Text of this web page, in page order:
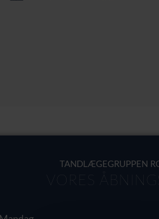
TANDLÆGEGRUPPEN
VORES